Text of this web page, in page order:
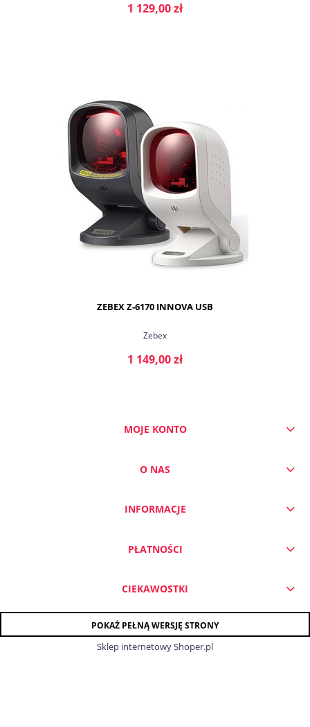
1 129,00 zł
ZEBEX Z-6170 INNOVA USB
Zebex
1 149,00 zł
MOJE KONTO
O NAS
INFORMACJE
PŁATNOŚCI
CIEKAWOSTKI
POKAŻ PEŁNĄ WERSJĘ STRONY
Sklep internetowy Shoper.pl